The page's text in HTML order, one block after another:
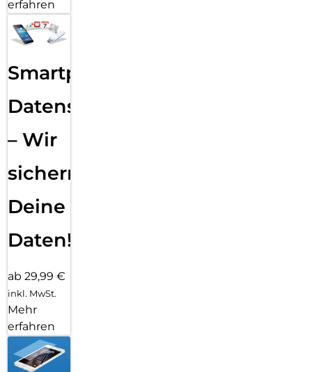
erfahren
Smartphone
Datensicherung
– Wir
sichern
Deine
Daten!
ab 29,99 €
inkl. MwSt.
Mehr
erfahren